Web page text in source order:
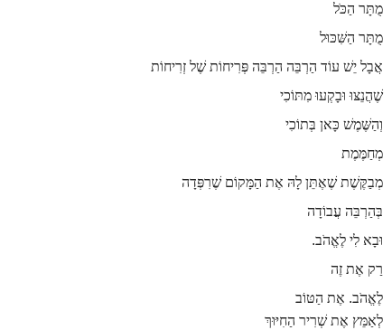
מֻתָּר הַכֹּל
מֻתָּר הַשִּׁכּוּל
אֲבָל יֵשׁ עוֹד הַרְבֵּה הַרְבֵּה פְּרִיחוֹת שֶׁל זְרִיחוֹת
שֶׁהֲנֵצּוּ וּבָקְעוּ מִתּוֹכִי
וְהַשֶּׁמֶשׁ כָּאן בְּתוֹכִי
מְחַמֶּמֶת
מְבַקֶּשֶׁת שֶׁאֶתֵּן לָהּ אֶת הַמָּקוֹם שֶׁרִפְּדָה
בְּהַרְבֵּה עֲבוֹדָה
וּבָא לִי לֶאֱהֹב.
רַק אֶת זֶה
לֶאֱהֹב. אֶת הַטּוֹב
לְאַמֵּץ אֶת שְׁרִיר הַחִיּוּךְ